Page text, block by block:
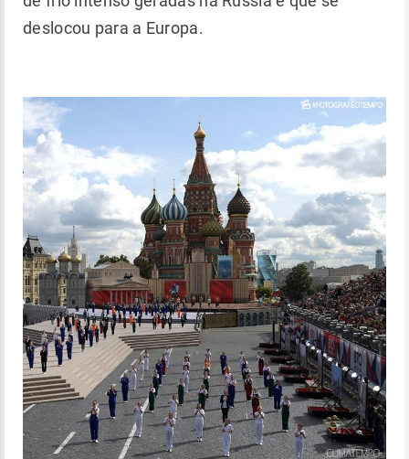
deslocou para a Europa.